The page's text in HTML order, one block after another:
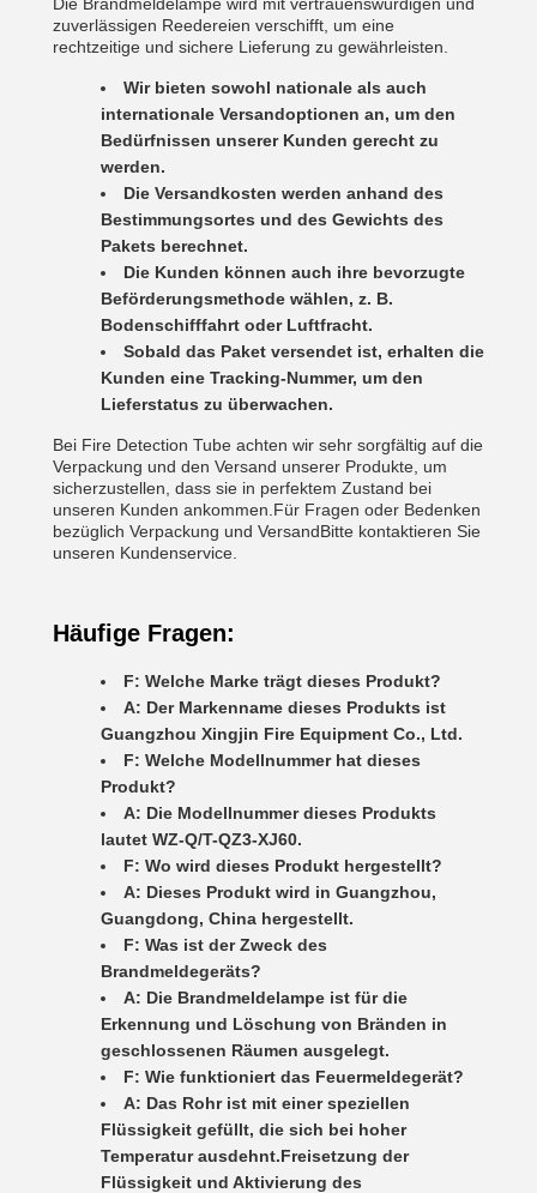
zuverlässigen Reedereien verschifft, um eine
rechtzeitige und sichere Lieferung zu gewährleisten.
Wir bieten sowohl nationale als auch
internationale Versandoptionen an, um den
Bedürfnissen unserer Kunden gerecht zu
werden.
Die Versandkosten werden anhand des
Bestimmungsortes und des Gewichts des
Pakets berechnet.
Die Kunden können auch ihre bevorzugte
Beförderungsmethode wählen, z. B.
Bodenschifffahrt oder Luftfracht.
Sobald das Paket versendet ist, erhalten die
Kunden eine Tracking-Nummer, um den
Lieferstatus zu überwachen.
Bei Fire Detection Tube achten wir sehr sorgfältig auf die
Verpackung und den Versand unserer Produkte, um
sicherzustellen, dass sie in perfektem Zustand bei
unseren Kunden ankommen.Für Fragen oder Bedenken
bezüglich Verpackung und VersandBitte kontaktieren Sie
unseren Kundenservice.
Häufige Fragen:
F: Welche Marke trägt dieses Produkt?
A: Der Markenname dieses Produkts ist
Guangzhou Xingjin Fire Equipment Co., Ltd.
F: Welche Modellnummer hat dieses
Produkt?
A: Die Modellnummer dieses Produkts
lautet WZ-Q/T-QZ3-XJ60.
F: Wo wird dieses Produkt hergestellt?
A: Dieses Produkt wird in Guangzhou,
Guangdong, China hergestellt.
F: Was ist der Zweck des
Brandmeldegeräts?
A: Die Brandmeldelampe ist für die
Erkennung und Löschung von Bränden in
geschlossenen Räumen ausgelegt.
F: Wie funktioniert das Feuermeldegerät?
A: Das Rohr ist mit einer speziellen
Flüssigkeit gefüllt, die sich bei hoher
Temperatur ausdehnt.Freisetzung der
Flüssigkeit und Aktivierung des